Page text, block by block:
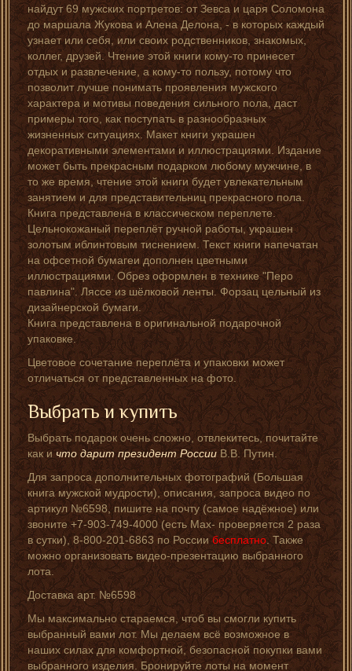
найдут 69 мужских портретов: от Зевса и царя Соломона
до маршала Жукова и Алена Делона, - в которых каждый
узнает или себя, или своих родственников, знакомых,
коллег, друзей. Чтение этой книги кому-то принесет
отдых и развлечение, а кому-то пользу, потому что
позволит лучше понимать проявления мужского
характера и мотивы поведения сильного пола, даст
примеры того, как поступать в разнообразных
жизненных ситуациях. Макет книги украшен
декоративными элементами и иллюстрациями. Издание
может быть прекрасным подарком любому мужчине, в
то же время, чтение этой книги будет увлекательным
занятием и для представительниц прекрасного пола.
Книга представлена в классическом переплете.
Цельнокожаный переплёт ручной работы, украшен
золотым иблинтовым тиснением. Текст книги напечатан
на офсетной бумагеи дополнен цветными
иллюстрациями. Обрез оформлен в технике "Перо
павлина". Ляссе из шёлковой ленты. Форзац цельный из
дизайнерской бумаги.
Книга представлена в оригинальной подарочной
упаковке.
Цветовое сочетание переплёта и упаковки может
отличаться от представленных на фото.
Выбрать и купить
Выбрать подарок очень сложно, отвлекитесь, почитайте
как ичто дарит президент России В.В. Путин.
Для запроса дополнительных фотографий (Большая
книга мужской мудрости), описания, запроса видео по
артикул №6598, пишите на почту (самое надёжное) или
звоните +7-903-749-4000 (есть Мах- проверяется 2 раза
в сутки), 8-800-201-6863 по Россиибесплатно. Также
можно организовать видео-презентацию выбранного
лота.
Доставка арт. №6598
Мы максимально стараемся, чтоб вы смогли купить
выбранный вами лот. Мы делаем всё возможное в
наших силах для комфортной, безопасной покупки вами
выбранного изделия. Бронируйте лоты на момент